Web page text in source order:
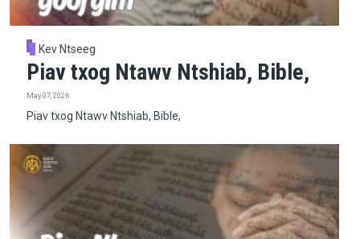
Kev Ntseeg
Piav txog Ntawv Ntshiab, Bible,
May 07, 2026
Piav txog Ntawv Ntshiab, Bible,